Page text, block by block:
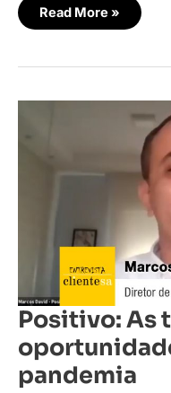
Read More »
Positivo: As
pandemia
Positivo: